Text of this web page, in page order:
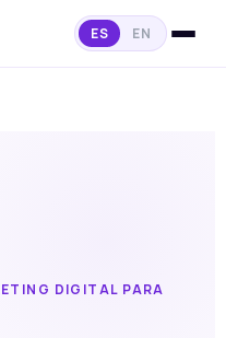
ES EN
DIGITAL PARA